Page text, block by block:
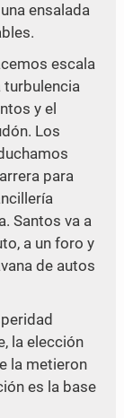
ensalada
escala
turbulencia
y el
Los
para
Santos va a
a un foro y
de autos
la elección
la metieron
es la base